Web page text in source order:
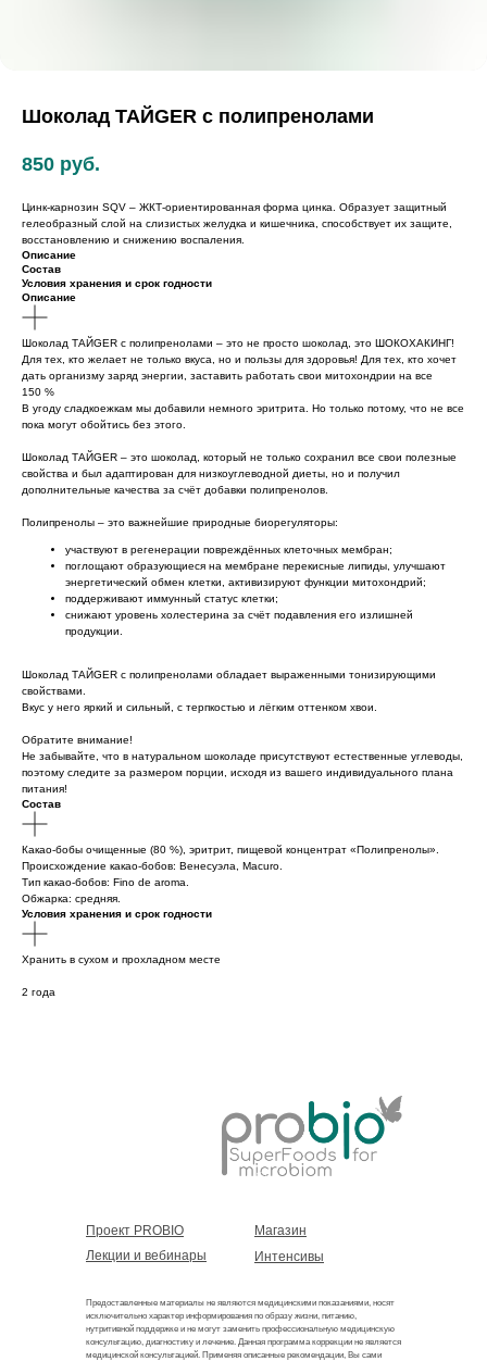
Шоколад ТАЙGER c полипренолами
850 руб.
Цинк-карнозин SQV – ЖКТ-ориентированная форма цинка. Образует защитный
гелеобразный слой на слизистых желудка и кишечника, способствует их защите,
восстановлению и снижению воспаления.
Описание
Состав
Условия хранения и срок годности
Описание
Шоколад ТАЙGER с полипренолами – это не просто шоколад, это ШОКОХАКИНГ!
Для тех, кто желает не только вкуса, но и пользы для здоровья! Для тех, кто хочет
дать организму заряд энергии, заставить работать свои митохондрии на все
150 %
В угоду сладкоежкам мы добавили немного эритрита. Но только потому, что не все
пока могут обойтись без этого.
Шоколад ТАЙGER – это шоколад, который не только сохранил все свои полезные
свойства и был адаптирован для низкоуглеводной диеты, но и получил
дополнительные качества за счёт добавки полипренолов.
Полипренолы – это важнейшие природные биорегуляторы:
участвуют в регенерации повреждённых клеточных мембран;
поглощают образующиеся на мембране перекисные липиды, улучшают
энергетический обмен клетки, активизируют функции митохондрий;
поддерживают иммунный статус клетки;
снижают уровень холестерина за счёт подавления его излишней
продукции.
Шоколад ТАЙGER с полипренолами обладает выраженными тонизирующими
свойствами.
Вкус у него яркий и сильный, с терпкостью и лёгким оттенком хвои.
Обратите внимание!
Не забывайте, что в натуральном шоколаде присутствуют естественные углеводы,
поэтому следите за размером порции, исходя из вашего индивидуального плана
питания!
Состав
Какао-бобы очищенные (80 %), эритрит, пищевой концентрат «Полипренолы».
Происхождение какао-бобов: Венесуэла, Macuro.
Тип какао-бобов: Fino de aroma.
Обжарка: средняя.
Условия хранения и срок годности
Хранить в сухом и прохладном месте
2 года
Предоставленные материалы не являются медицинскими показаниями, носят
исключительно характер информирования по образу жизни, питанию,
нутритивной поддержке и не могут заменить профессиональную медицинскую
консультацию, диагностику и лечение. Данная программа коррекции не является
медицинской консультацией. Применяя описанные рекомендации, Вы сами
Лекции и вебинары Интенсивы
Магазин
Проект PROBIO